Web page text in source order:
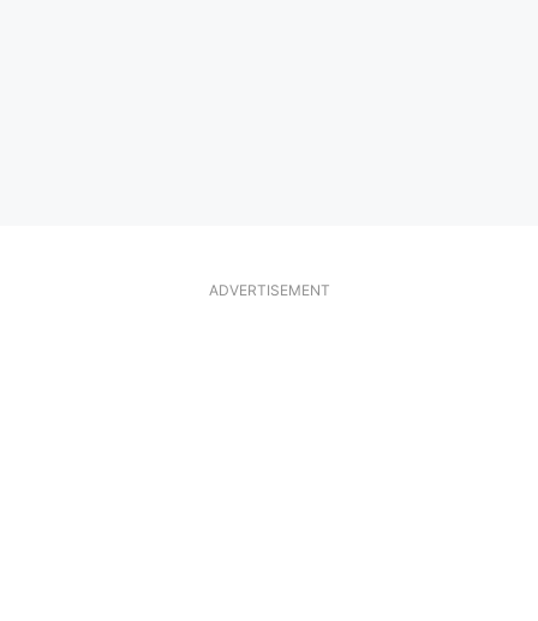
ADVERTISEMENT